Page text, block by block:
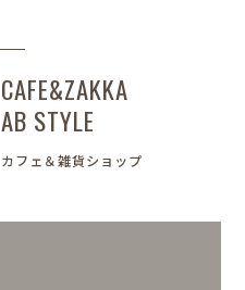
CAFE&ZAKKA
AB STYLE
カフェ＆雑貨ショップ